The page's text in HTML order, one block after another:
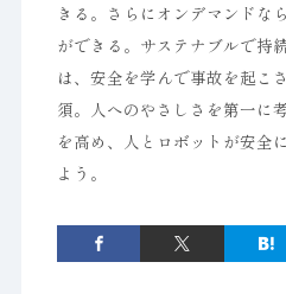
きる。さらにオンデマンドな
ができる。サステナブルで持
は、安全を学んで事故を起こ
須。人へのやさしさを第一に
を高め、人とロボットが安全
よう。